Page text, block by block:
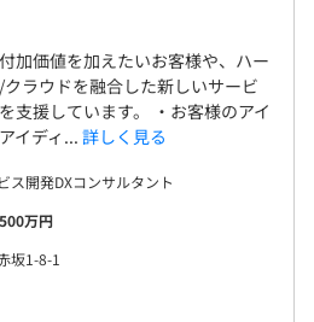
加価値を加えたいお客様や、ハー
ラウドを融合した新しいサービ
支援しています。 ・お客様のアイ
イディ... 詳しく見る
ス開発DXコンサルタント
万円
坂1-8-1